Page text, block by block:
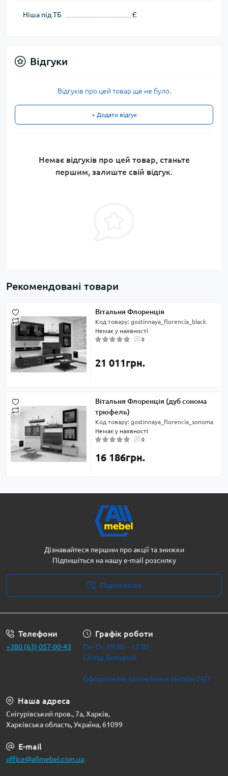
Ніша під ТБ Є
Відгуки
Відгуків про цей товар ще не було.
+ Додати відгук
Немає відгуків про цей товар, станьте
першим, залиште свій відгук.
Рекомендовані товари
Вітальня Флоренція
Код товару: gostinnaya_florencia_black
Немає у наявності
0
21 011грн.
Вітальня Флоренція (дуб сонома
трюфель)
Код товару: gostinnaya_florencia_sonoma
Немає у наявності
0
16 186грн.
Дізнавайтеся першим про акції та знижки
Підпишіться на нашу e-mail розсилку
Підписатися
Телефони
+380 (63) 057-00-43
Графік роботи
Пн–Пт: 09:00 – 17:00
Сб-Нд: Вихідний
Оформляйте замовлення онлайн 24/7
Наша адреса
Снігурівський пров., 7а, Харків,
Харківська область, Україна, 61099
E-mail
office@allmebel.com.ua